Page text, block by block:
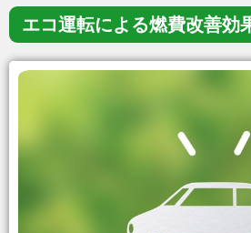
エコ運転による燃費改善効